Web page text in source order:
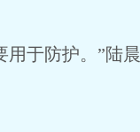
于防护。”陆晨